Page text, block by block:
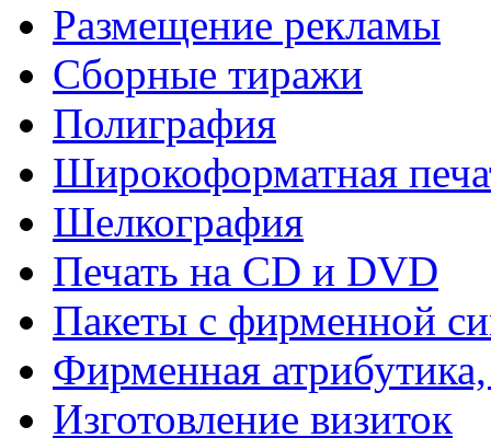
Размещение рекламы
Сборные тиражи
Полиграфия
Широкоформатная
Шелкография
Печать на СD и DVD
Пакеты с фирменной
Фирменная
Изготовление визиток